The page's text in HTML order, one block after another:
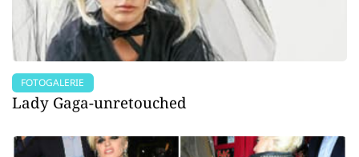
FOTOGALERIE
Lady Gaga-unretouched